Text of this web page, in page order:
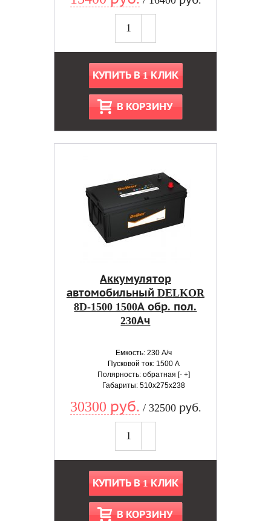
КУПИТЬ В 1 КЛИК
В КОРЗИНУ
Аккумулятор
автомобильный DELKOR
8D-1500 1500А обр. пол.
230Ач
Емкость: 230 А/ч
Пусковой ток: 1500 А
Полярность: обратная [- +]
Габариты: 510x275x238
30300 руб. / 32500 руб.
КУПИТЬ В 1 КЛИК
В КОРЗИНУ